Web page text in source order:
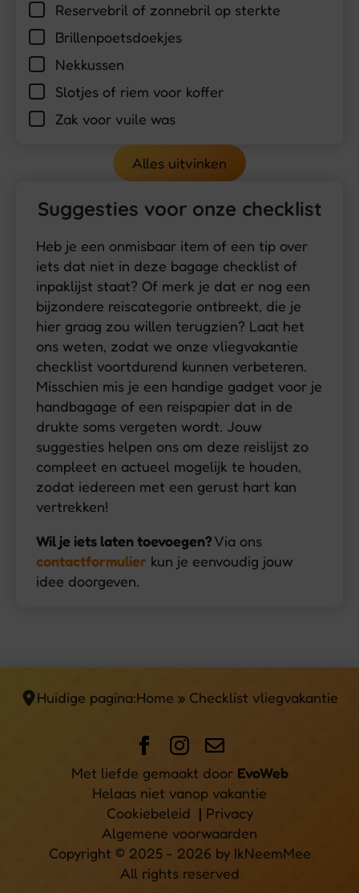
Reservebril of zonnebril op sterkte
Brillenpoetsdoekjes
Nekkussen
Slotjes of riem voor koffer
Zak voor vuile was
Alles uitvinken
Suggesties voor onze checklist
Heb je een onmisbaar item of een tip over
iets dat niet in deze bagage checklist of
inpaklijst staat? Of merk je dat er nog een
bijzondere reiscategorie ontbreekt, die je
hier graag zou willen terugzien? Laat het
ons weten, zodat we onze vliegvakantie
checklist voortdurend kunnen verbeteren.
Misschien mis je een handige gadget voor je
handbagage of een reispapier dat in de
drukte soms vergeten wordt. Jouw
suggesties helpen ons om deze reislijst zo
compleet en actueel mogelijk te houden,
zodat iedereen met een gerust hart kan
vertrekken!
Wil je iets laten toevoegen?Via ons
contactformulier kun je eenvoudig jouw
idee doorgeven.
Huidige pagina:Home » Checklist vliegvakantie
Met liefde gemaakt door EvoWeb
Helaas niet vanop vakantie
Cookiebeleid | Privacy
Algemene voorwaarden
Copyright © 2025 - 2026 by IkNeemMee
All rights reserved